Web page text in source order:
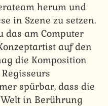
herum und
in Szene zu setzen.
das am Computer
auf den
die Komposition
spürbar, dass die
in Berührung